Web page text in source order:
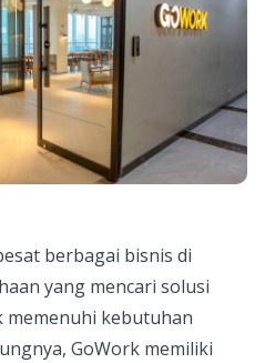
berbagai bisnis di
yang mencari solusi
memenuhi kebutuhan
GoWork memiliki